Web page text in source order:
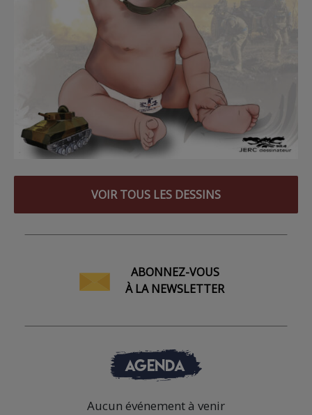
VOIR TOUS LES DESSINS
ABONNEZ-VOUS
À LA NEWSLETTER
AGENDA
Aucun événement à venir